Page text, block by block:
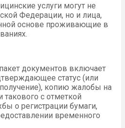
услуги могут не
Федерации, но и лица,
основе проживающие в
документов включает
статус (или
получение), копию жалобы на
с отметкой
о регистрации бумаги,
временного